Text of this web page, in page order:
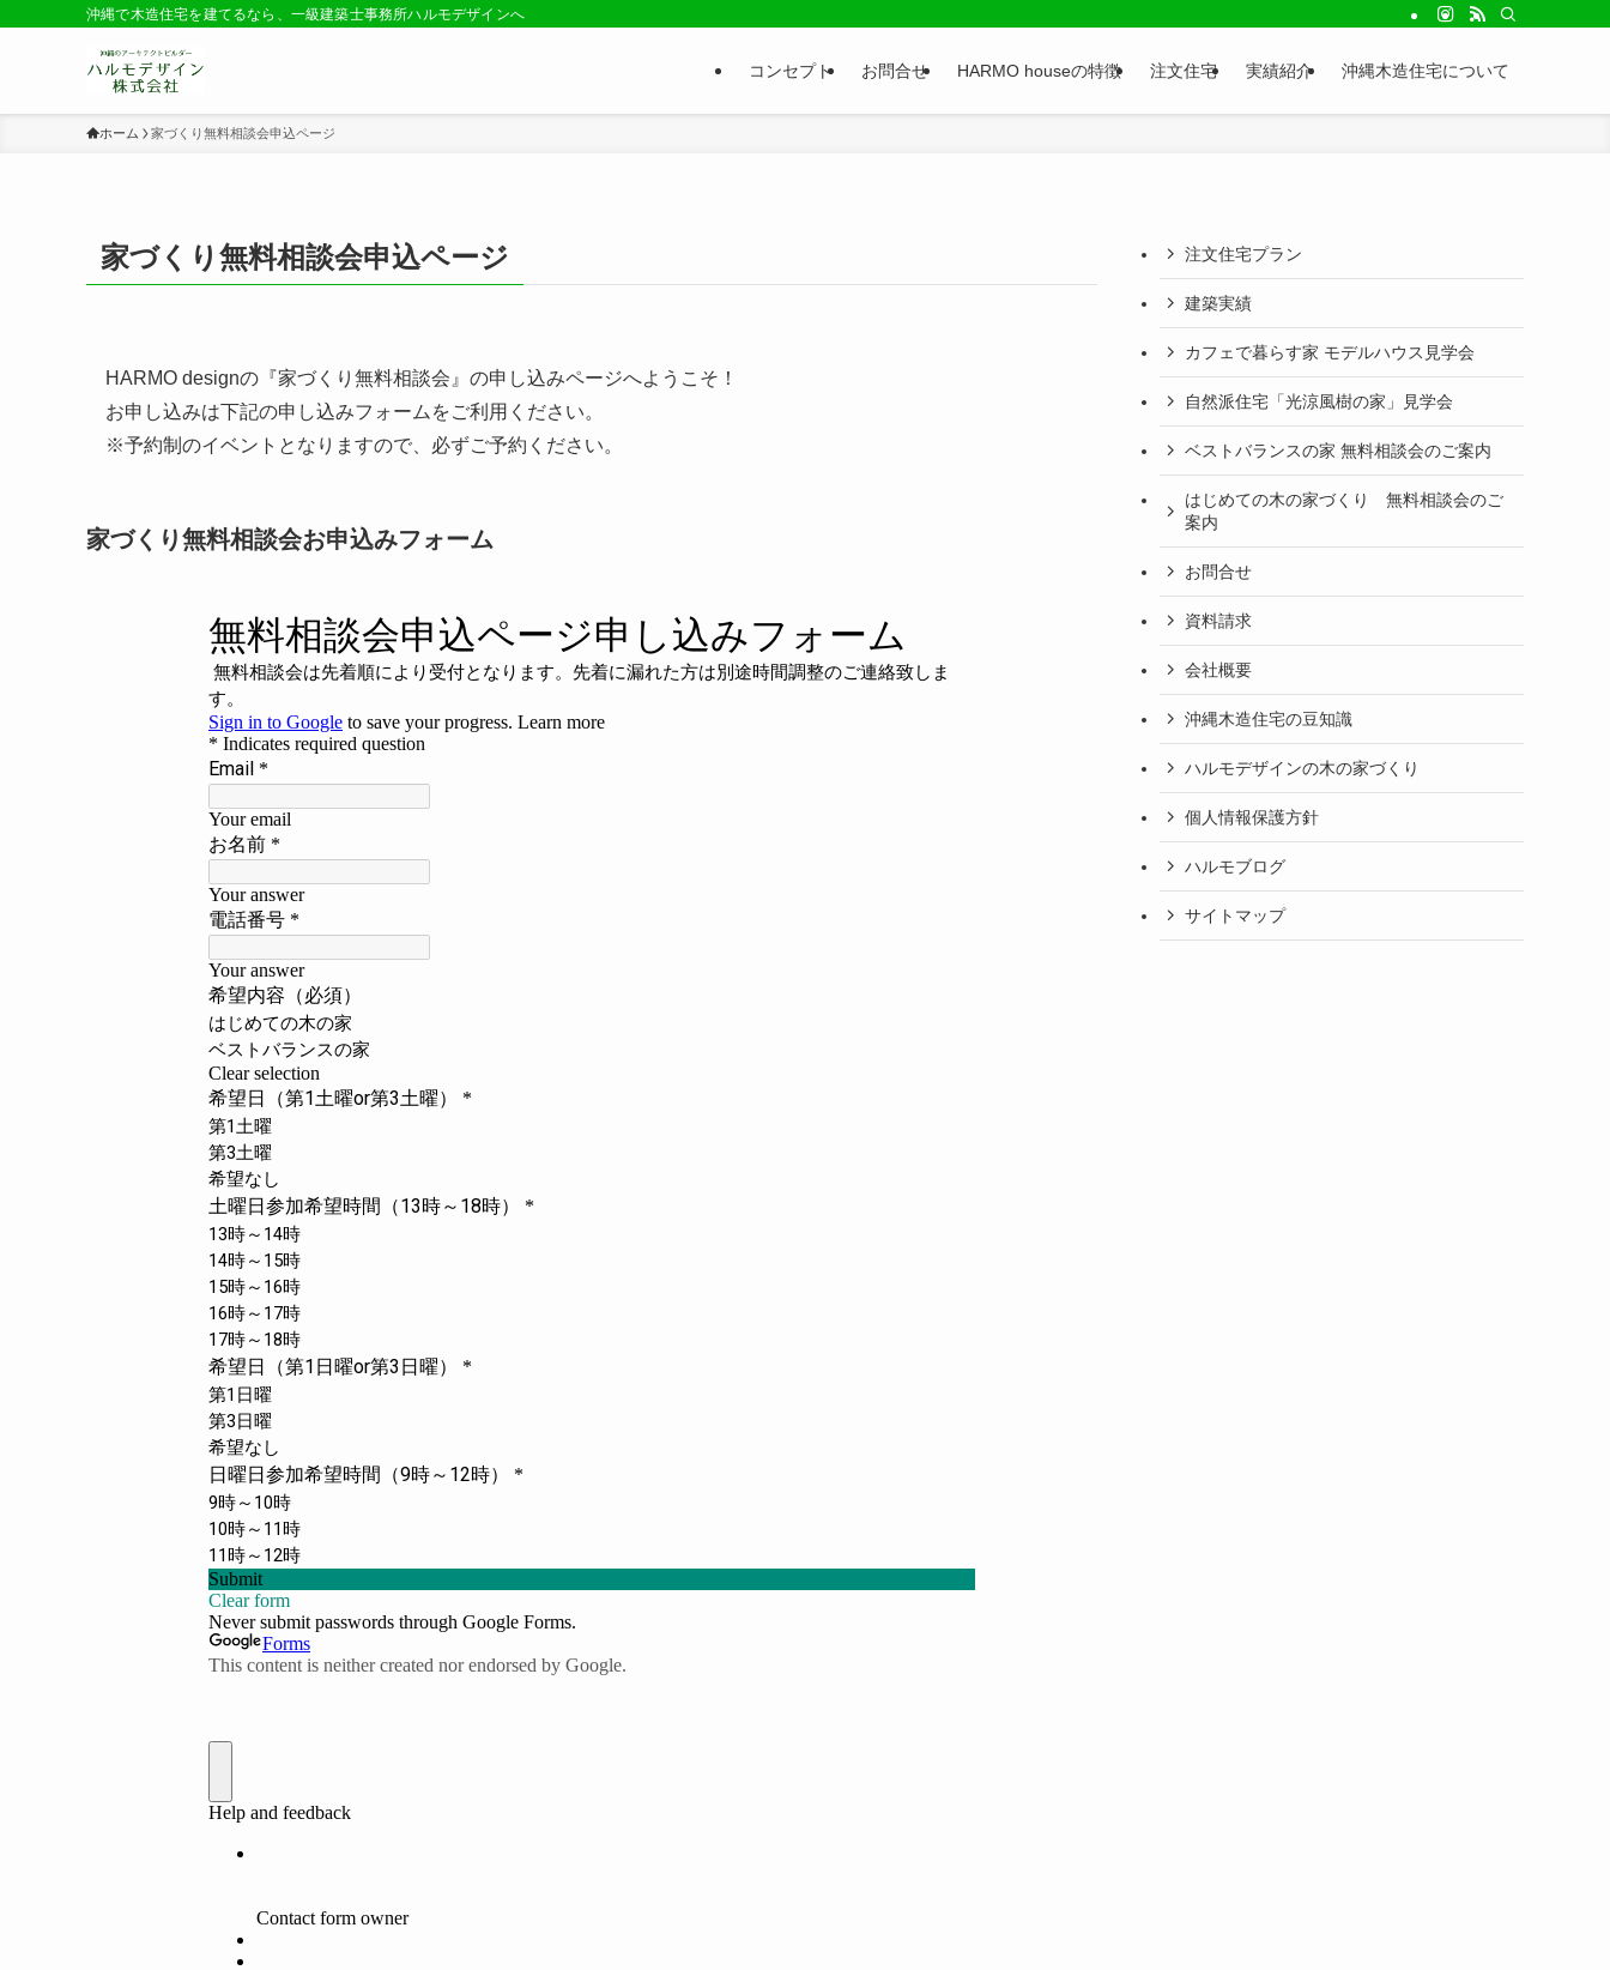
沖縄で木造住宅を建てるなら、一級建築士事務所ハルモデザインへ
コンセプト お問合せ HARMO houseの特徴 注文住宅 実績紹介 沖縄木造住宅について
ホーム 家づくり無料相談会申込ページ
家づくり無料相談会申込ページ
HARMO designの『家づくり無料相談会』の申し込みページへようこそ！
お申し込みは下記の申し込みフォームをご利用ください。
※予約制のイベントとなりますので、必ずご予約ください。
家づくり無料相談会お申込みフォーム
注文住宅プラン
建築実績
カフェで暮らす家 モデルハウス見学会
自然派住宅「光涼風樹の家」見学会
ベストバランスの家 無料相談会のご案内
はじめての木の家づくり 無料相談会のご
案内
お問合せ
資料請求
会社概要
沖縄木造住宅の豆知識
ハルモデザインの木の家づくり
個人情報保護方針
ハルモブログ
サイトマップ